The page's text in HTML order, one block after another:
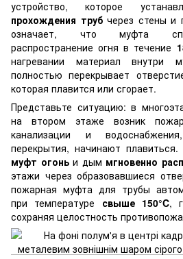
устройство, которое
прохождения трубчерез стены и
означает, что муфта
распространение огня в течение
нагревании материал внутри
полностью перекрывает
которая плавится или сгорает.
Представьте ситуацию: в
на втором этаже возник
канализации и
перекрытия, начинают плавиться.
муфт огоньи дым мгновенно
этажи через образовавшиеся
пожарная муфта для трубы
при температуре свыше 150°C,
сохраняя целостность